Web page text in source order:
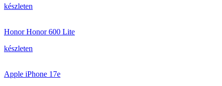
készleten
Honor Honor 600 Lite
készleten
Apple iPhone 17e